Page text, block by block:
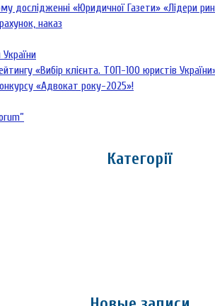
дослідженні «Юридичної Газети» «Лідери
наказ
«Вибір клієнта. ТОП-100 юристів
«Адвокат року-2025»!
Категорії